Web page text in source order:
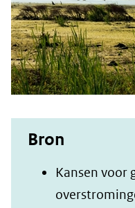
Bron
Kansen voor